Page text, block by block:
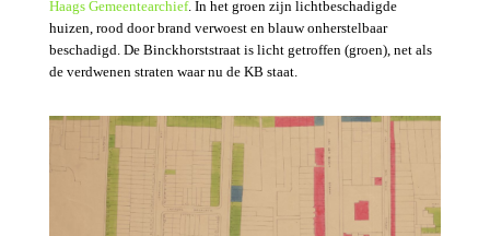
Haags Gemeentearchief. In het groen zijn lichtbeschadigde
huizen, rood door brand verwoest en blauw onherstelbaar
beschadigd. De Binckhorststraat is licht getroffen (groen), net als
de verdwenen straten waar nu de KB staat.